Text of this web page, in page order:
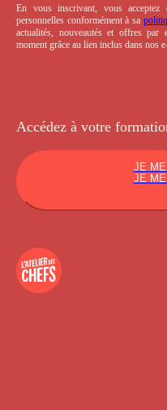
En vous inscrivant, vous acceptez
personnelles conformément à sa
actualités, nouveautés et offres
moment grâce au lien inclus dans nos
Accédez à votre
JE
JE